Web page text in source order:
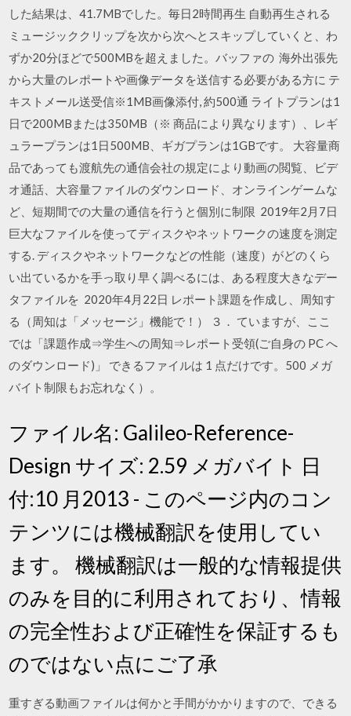
した結果は、41.7MBでした。毎日2時間再生 自動再生される
ミュージッククリップを次から次へとスキップしていくと、わ
ずか20分ほどで500MBを超えました。バッファの 海外出張先
から大量のレポートや画像データを送信する必要がある方に テ
キストメール送受信※1MB画像添付, 約500通 ライトプランは1
日で200MBまたは350MB（※ 商品により異なります）、レギ
ュラープランは1日500MB、ギガプランは1GBです。 大容量商
品であっても渡航先の通信会社の規定により動画の閲覧、ビデ
オ通話、大容量ファイルのダウンロード、オンラインゲームな
ど、短期間での大量の通信を行うと個別に制限 2019年2月7日
巨大なファイルを使ってディスクやネットワークの速度を測定
する. ディスクやネットワークなどの性能（速度）がどのくら
い出ているかを手っ取り早く調べるには、ある程度大きなデー
タファイルを 2020年4月22日 レポート課題を作成し、周知す
る（周知は「メッセージ」機能で！） ３． ていますが、ここ
では「課題作成⇒学生への周知⇒レポート受領(ご自身の PC へ
のダウンロード)」 できるファイルは 1 点だけです。500 メガ
バイト制限もお忘れなく）。
ファイル名: Galileo-Reference-
Design サイズ: 2.59 メガバイト 日
付:10 月2013 - このページ内のコン
テンツには機械翻訳を使用してい
ます。 機械翻訳は一般的な情報提供
のみを目的に利用されており、情報
の完全性および正確性を保証するも
のではない点にご了承
重すぎる動画ファイルは何かと手間がかかりますので、できる